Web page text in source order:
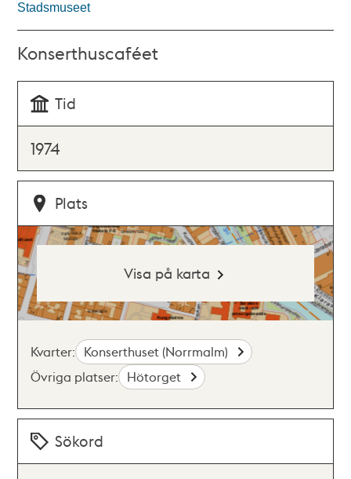
Stadsmuseet
Konserthuscaféet
Tid
1974
Plats
Visa på karta
Kvarter: Konserthuset (Norrmalm)
Övriga platser: Hötorget
Sökord